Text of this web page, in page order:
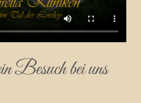
Besuch bei uns